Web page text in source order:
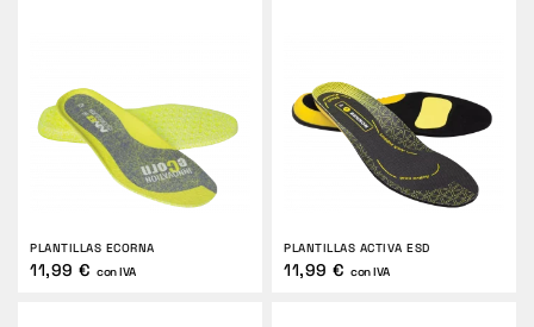
PLANTILLAS ECORNA
11,99 € con IVA
PLANTILLAS ACTIVA ESD
11,99 € con IVA